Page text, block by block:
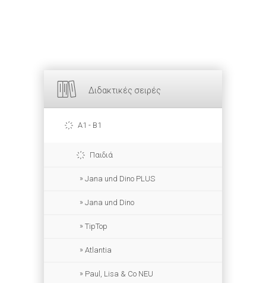
Διδακτικές σειρές
A1 - B1
Παιδιά
Jana und Dino PLUS
Jana und Dino
TipTop
Atlantia
Paul, Lisa & Co NEU